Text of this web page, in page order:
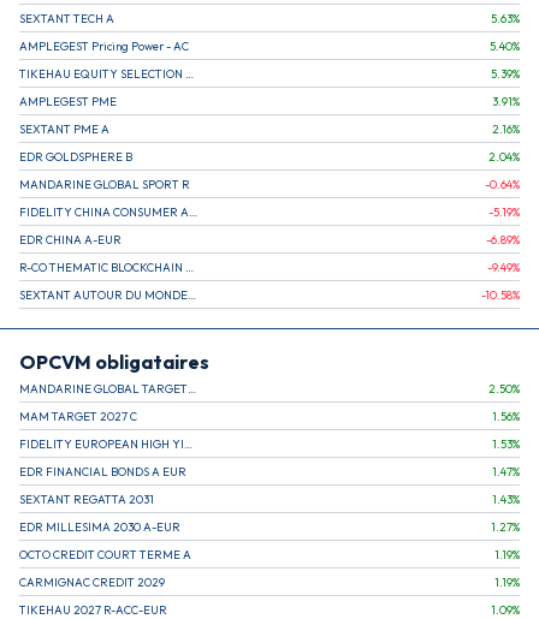
SEXTANT TECH A
5.63%
AMPLEGEST Pricing Power - AC
5.40%
5.39%
AMPLEGEST PME
3.91%
SEXTANT PME A
2.16%
EDR GOLDSPHERE B
2.04%
MANDARINE GLOBAL SPORT R
-0.64%
-5.19%
EDR CHINA A-EUR
-6.89%
-9.49%
-10.58%
OPCVM obligataires
2.50%
MAM TARGET 2027 C
1.56%
1.53%
EDR FINANCIAL BONDS A EUR
1.47%
SEXTANT REGATTA 2031
1.43%
EDR MILLESIMA 2030 A-EUR
1.27%
OCTO CREDIT COURT TERME A
1.19%
CARMIGNAC CREDIT 2029
1.19%
TIKEHAU 2027 R-ACC-EUR
1.09%